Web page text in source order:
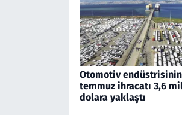
Otomotiv endüstrisinin
temmuz ihracatı 3,6
dolara yaklaştı